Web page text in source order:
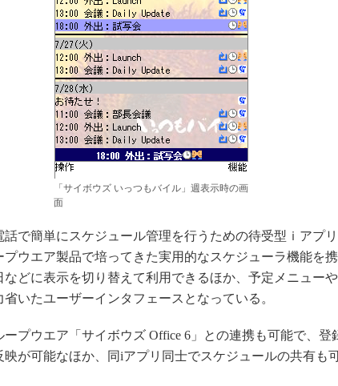
「サイボウズ いっつもバイル」週表示時の画
面
で簡単にスケジュール管理を行うための待受型ｉアプリ
ウエア製品で培ってきた実用的なスケジューラ機能を
どに表示を切り替えて利用できるほか、予定メニュー
いたユーザーインタフェースとなっている。
プウエア「サイボウズ Office 6」との連携も可能で、登
が可能なほか、同iアプリ同士でスケジュールの共有も